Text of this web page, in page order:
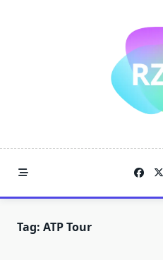
Tag: ATP Tour